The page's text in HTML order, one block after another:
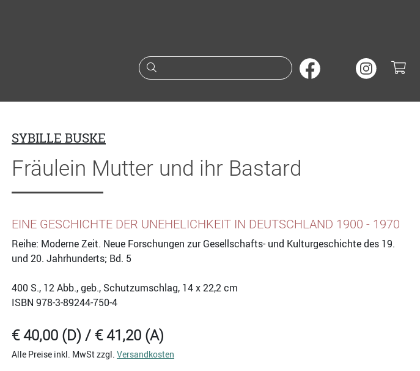
Suche nach Büchern oder
SYBILLE BUSKE
Fräulein Mutter und ihr Bastard
EINE GESCHICHTE DER UNEHELICHKEIT IN DEUTSCHLAND 1900 - 1970
Reihe: Moderne Zeit. Neue Forschungen zur Gesellschafts- und Kulturgeschichte des 19.
und 20. Jahrhunderts; Bd. 5
400 S., 12 Abb., geb., Schutzumschlag, 14 x 22,2 cm
ISBN 978-3-89244-750-4
€ 40,00 (D) / € 41,20 (A)
Alle Preise inkl. MwSt zzgl. Versandkosten